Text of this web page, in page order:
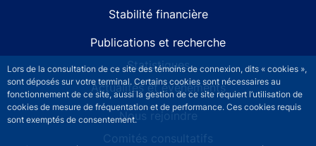
Lors de la consultation de ce site des témoins de connexion, dits « cookies »,
sont déposés sur votre terminal. Certains cookies sont nécessaires au
fonctionnement de ce site, aussi la gestion de ce site requiert l’utilisation de
cookies de mesure de fréquentation et de performance. Ces cookies requis
sont exemptés de consentement.
Stabilité financière
Publications et recherche
Statistiques
Actualités et événements
Nous rejoindre
Comités consultatifs